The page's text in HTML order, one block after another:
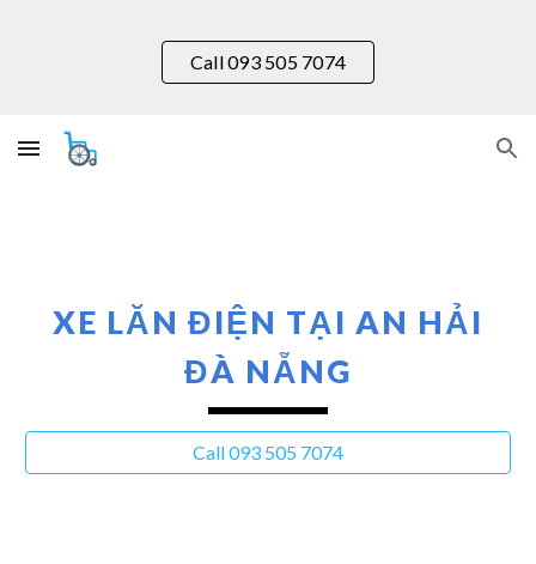
Skip to main content Skip to navigation
Call 093 505 7074
XE LĂN ĐIỆN TẠI AN HẢI
ĐÀ NẴNG
Call 093 505 7074